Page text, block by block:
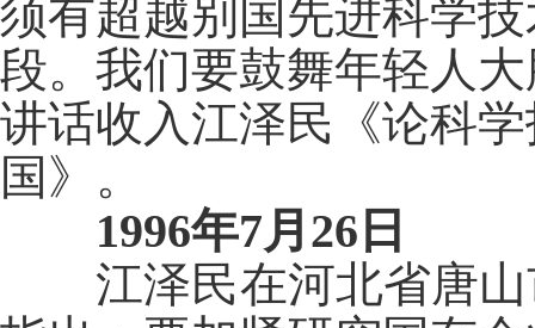
须有超越别国先进科学
段。我们要鼓舞年轻人
讲话收入江泽民《论科
国》。
1996年7月26日
江泽民在河北省唐山